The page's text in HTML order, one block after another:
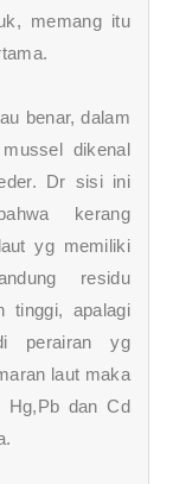
memang itu
benar, dalam
dikenal
Dr sisi ini
kerang
yg memiliki
residu
tinggi, apalagi
perairan yg
laut maka
Hg,Pb dan Cd